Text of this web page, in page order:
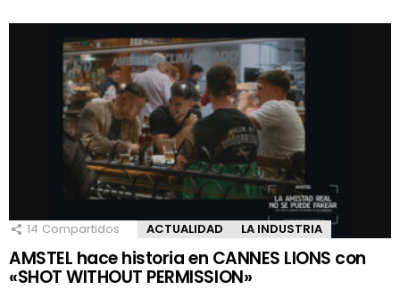
14 Compartidos ACTUALIDAD LA INDUSTRIA
AMSTEL hace historia en CANNES LIONS con
«SHOT WITHOUT PERMISSION»